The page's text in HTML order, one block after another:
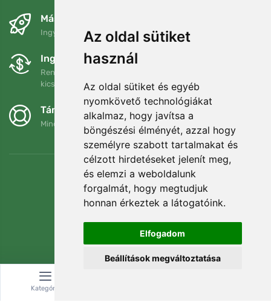
Az oldal sütiket
használ
Az oldal sütiket és egyéb
nyomkövető technológiákat
alkalmaz, hogy javítsa a
böngészési élményét, azzal hogy
személyre szabott tartalmakat és
célzott hirdetéseket jelenít meg,
és elemzi a weboldalunk
forgalmát, hogy megtudjuk
honnan érkeztek a látogatóink.
Elfogadom
Beállítások megváltoztatása
Másnapra és ingyenesen
Ingyenes szállítás a következő összeg felett: 80 EUR
Ingyenes csere és visszaküldés
Rendelését 90 napon belül bármikor visszaküldheti vagy
kicserélheti.
Támogatjuk a Trees.org-ot
Minden megrendelésért ültetünk egy fát! Bővebben
Kategória